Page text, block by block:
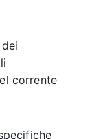
corrente